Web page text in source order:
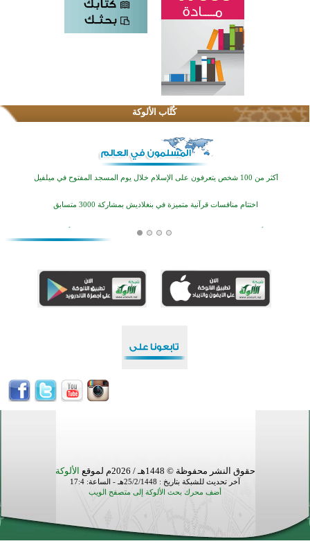
كُتَّاب الألوكة
القرآن والتربية في صدارة البرامج الصيفية للمسلمين في بينزا وساراتوف وموردوفيا هذا العام
اختتام الدورة التاسعة لمسابقة حفظ وتلاوة القرآن الكريم في أزناكاييف
أكثر من 100 شخص يتعرفون على الإسلام خلال يوم المسجد المفتوح في ميلفيل
اختتام منافسات قرآنية متميزة في بنغلاديش بمشاركة 3000 متسابق
منطقة ريبوفسي تحتفل بميلاد مسجد جديد في أجواء إيمانية مميزة
حقوق النشر محفوظة © 1448هـ / 2026م لموقع الألوكة
آخر تحديث للشبكة بتاريخ : 25/2/1448هـ - الساعة: 17:4
أضف محرك بحث الألوكة إلى متصفح الويب